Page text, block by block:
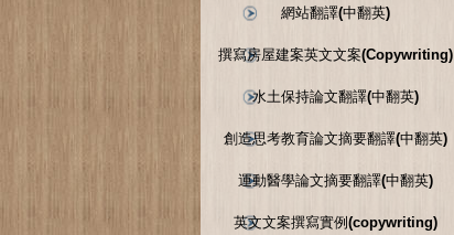
網站翻譯(中翻英)
撰寫房屋建案英文文案(Copywriting)
水土保持論文翻譯(中翻英)
創造思考教育論文摘要翻譯(中翻英)
運動醫學論文摘要翻譯(中翻英)
英文文案撰寫實例(copywriting)